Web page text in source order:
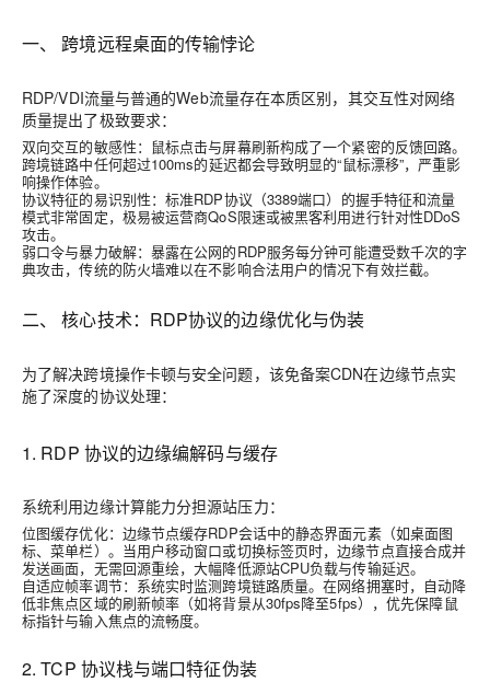
一、 跨境远程桌面的传输悖论
RDP/VDI流量与普通的Web流量存在本质区别，其交互性对网络
质量提出了极致要求：
双向交互的敏感性：鼠标点击与屏幕刷新构成了一个紧密的反馈回路。
跨境链路中任何超过100ms的延迟都会导致明显的“鼠标漂移”，严重影
响操作体验。
协议特征的易识别性：标准RDP协议（3389端口）的握手特征和流量
模式非常固定，极易被运营商QoS限速或被黑客利用进行针对性DDoS
攻击。
弱口令与暴力破解：暴露在公网的RDP服务每分钟可能遭受数千次的字
典攻击，传统的防火墙难以在不影响合法用户的情况下有效拦截。
二、 核心技术：RDP协议的边缘优化与伪装
为了解决跨境操作卡顿与安全问题，该免备案CDN在边缘节点实
施了深度的协议处理：
1. RDP 协议的边缘编解码与缓存
系统利用边缘计算能力分担源站压力：
位图缓存优化：边缘节点缓存RDP会话中的静态界面元素（如桌面图
标、菜单栏）。当用户移动窗口或切换标签页时，边缘节点直接合成并
发送画面，无需回源重绘，大幅降低源站CPU负载与传输延迟。
自适应帧率调节：系统实时监测跨境链路质量。在网络拥塞时，自动降
低非焦点区域的刷新帧率（如将背景从30fps降至5fps），优先保障鼠
标指针与输入焦点的流畅度。
2. TCP 协议栈与端口特征伪装